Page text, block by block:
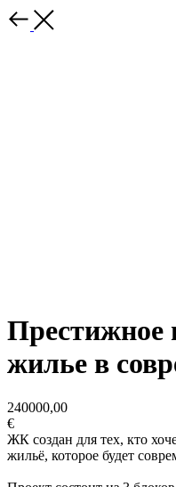
Престижное
жилье в
240000,00
€
ЖК создан для тех, кто
жильё, которое будет